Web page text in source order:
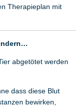
Therapieplan mit
abgetötet werden
dass diese Blut
bewirken,